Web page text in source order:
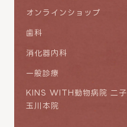
オンラインショップ
歯科
消化器内科
一般診療
KINS WITH動物病院 二子
玉川本院